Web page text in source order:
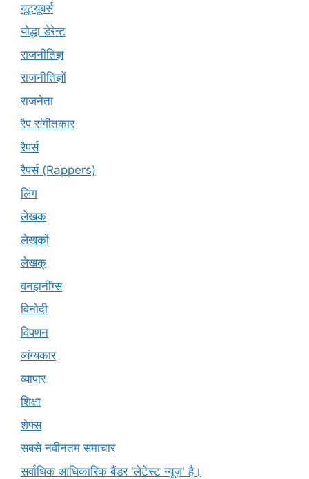
यूट्यूबर्स
योद्धा डेरेन्ट
राजनीतिज्ञ
राजनीतिज्ञों
राजनेता
रैप संगीतकार
रैपर्स
रैपर्स (Rappers)
लिंग
लेखक
लेखकों
लेखक्
वनझनींग्स
विनोदी
विपणन
व्यंग्यकार
व्यापार
शिक्षा
शेफ्स
सबसे नवीनतम समाचार
सर्वाधिक आधिकारिक बैंडर 'लेटेस्ट न्यूज़' है।